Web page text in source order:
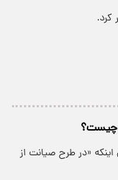
کرد.
چیست؟
«در طرح صیانت از